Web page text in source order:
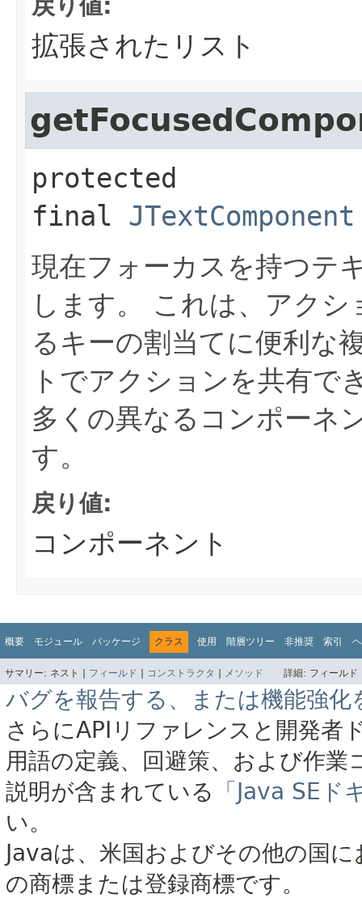
戻り値:
拡張されたリスト
protected
final JTextComponent
現在フォーカスを持つテ
します。
これは、アク
るキーの割当てに便利な
トでアクションを共有で
多くの異なるコンポーネ
す。
戻り値:
コンポーネント
概要 モジュール パッケージ クラス 使用 階層ツリー 非推奨 索引
サマリー: ネスト | フィールド | コンストラクタ | メソッド 詳細: フィール
バグを報告する、または機能強化
さらにAPIリファレンスと開発者
用語の定義、回避策、および作
説明が含まれている
「Java SE
い。
Javaは、米国およびその他の国
の商標または登録商標です。